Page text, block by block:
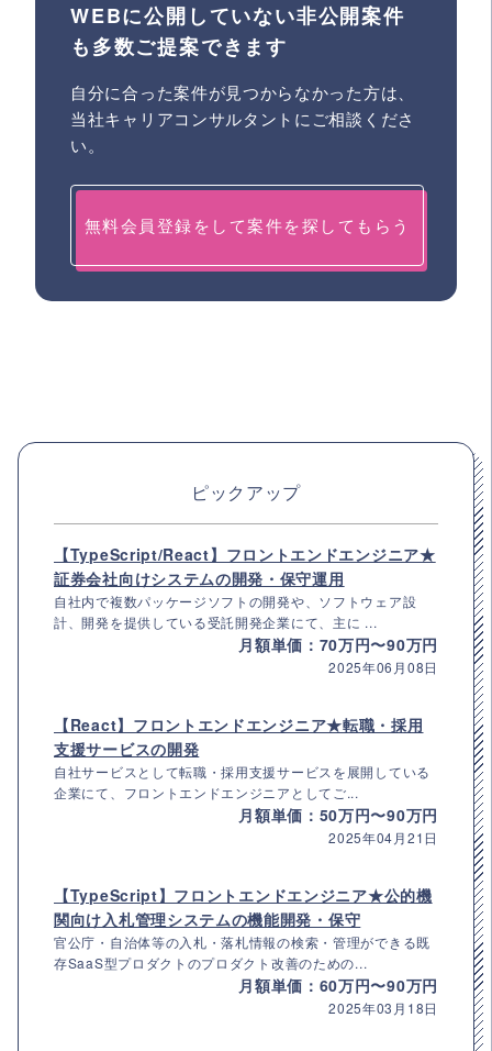
WEBに公開していない非公開案件
も多数ご提案できます
自分に合った案件が見つからなかった方は、
当社キャリアコンサルタントにご相談くださ
い。
無料会員登録をして案件を探してもらう
ピックアップ
【TypeScript/React】フロントエンドエンジニア★
証券会社向けシステムの開発・保守運用
自社内で複数パッケージソフトの開発や、ソフトウェア設
計、開発を提供している受託開発企業にて、主に ...
月額単価：70万円〜90万円
2025年06月08日
【React】フロントエンドエンジニア★転職・採用
支援サービスの開発
自社サービスとして転職・採用支援サービスを展開している
企業にて、フロントエンドエンジニアとしてご...
月額単価：50万円〜90万円
2025年04月21日
【TypeScript】フロントエンドエンジニア★公的機
関向け入札管理システムの機能開発・保守
官公庁・自治体等の入札・落札情報の検索・管理ができる既
存SaaS型プロダクトのプロダクト改善のための...
月額単価：60万円〜90万円
2025年03月18日